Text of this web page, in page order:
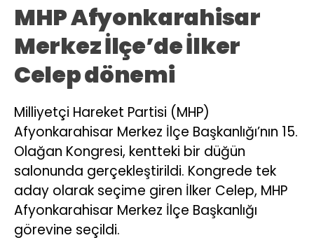
MHP Afyonkarahisar
Merkez İlçe’de İlker
Celep dönemi
Milliyetçi Hareket Partisi (MHP)
Afyonkarahisar Merkez İlçe Başkanlığı’nın 15.
Olağan Kongresi, kentteki bir düğün
salonunda gerçekleştirildi. Kongrede tek
aday olarak seçime giren İlker Celep, MHP
Afyonkarahisar Merkez İlçe Başkanlığı
görevine seçildi.